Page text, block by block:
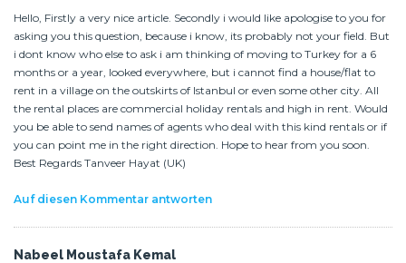
Hello, Firstly a very nice article. Secondly i would like apologise to you for
asking you this question, because i know, its probably not your field. But
i dont know who else to ask i am thinking of moving to Turkey for a 6
months or a year, looked everywhere, but i cannot find a house/flat to
rent in a village on the outskirts of Istanbul or even some other city. All
the rental places are commercial holiday rentals and high in rent. Would
you be able to send names of agents who deal with this kind rentals or if
you can point me in the right direction. Hope to hear from you soon.
Best Regards Tanveer Hayat (UK)
Auf diesen Kommentar antworten
Nabeel Moustafa Kemal